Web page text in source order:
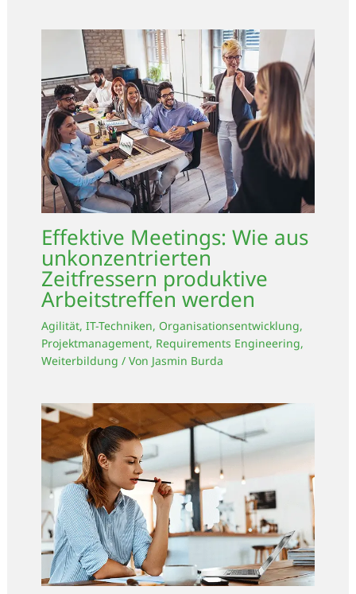
Effektive Meetings: Wie aus
unkonzentrierten
Zeitfressern produktive
Arbeitstreffen werden
Agilität, IT-Techniken, Organisationsentwicklung,
Projektmanagement, Requirements Engineering,
Weiterbildung / Von Jasmin Burda